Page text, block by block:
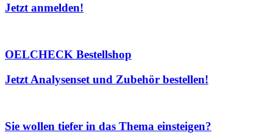
Jetzt anmelden!
OELCHECK Bestellshop
Jetzt Analysenset und Zubehör bestellen!
Sie wollen tiefer in das Thema einsteigen?